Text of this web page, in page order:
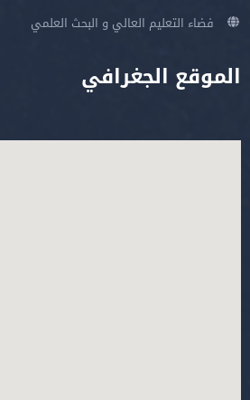
فضاء التعليم العالي و البحث العلمي
الموقع الجغرافي